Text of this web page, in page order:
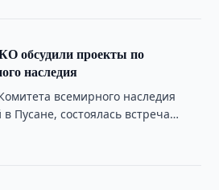
обсудили проекты по
наследия
всемирного наследия
состоялась встреча